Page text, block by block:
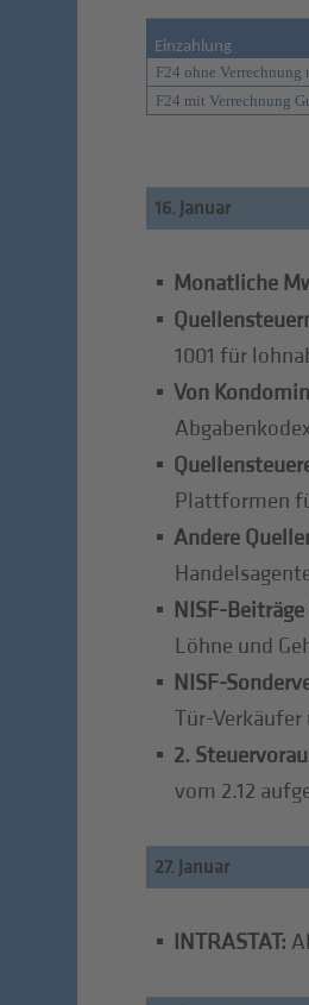
Einzahlung
F24 ohne Verrechnung
F24 mit Verrechnung
16. Januar
Monatliche
1001 für
Von
Plattformen
Andere
NISF-
Löhne und
NISF-
Tür-
2.
vom 2.12
27. Januar
INTRASTAT: